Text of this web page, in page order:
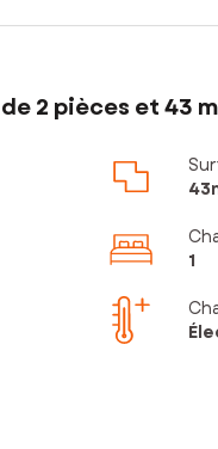
2 pièces et 43
1